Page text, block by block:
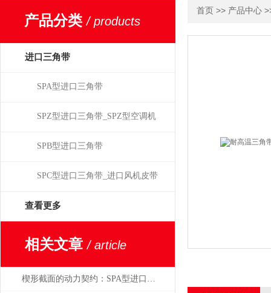
产品分类/ products
进口三角带
SPA型进口三角带
SPZ型进口三角带_SPZ型空调机
皮带
SPB型进口三角带
SPC型进口三角带_进口风机皮带
查看更多
相关文章/ article
楔形截面的动力契约：SPA型进口三角带的多楔传动原理与应用
首页 >> 产品中心